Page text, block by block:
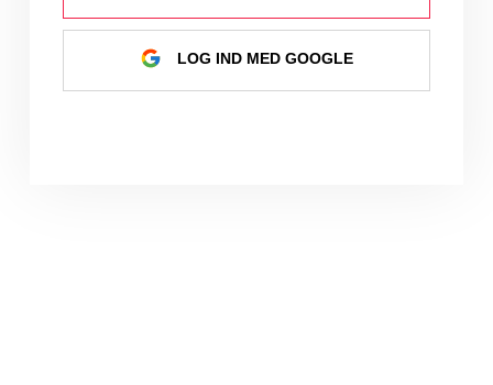
LOG IND MED GOOGLE